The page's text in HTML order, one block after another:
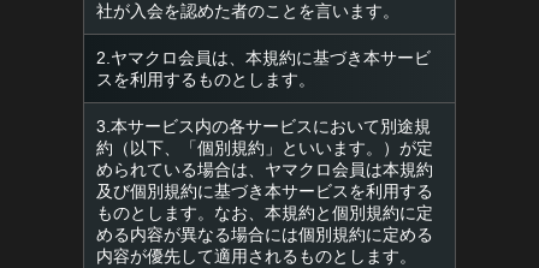
社が入会を認めた者のことを言います。
2.ヤマクロ会員は、本規約に基づき本サービ
スを利用するものとします。
3.本サービス内の各サービスにおいて別途規
約（以下、「個別規約」といいます。）が定
められている場合は、ヤマクロ会員は本規約
及び個別規約に基づき本サービスを利用する
ものとします。なお、本規約と個別規約に定
める内容が異なる場合には個別規約に定める
内容が優先して適用されるものとします。